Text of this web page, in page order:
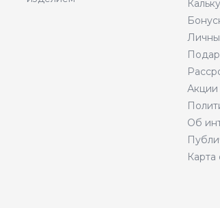
Акции
Об
Карта